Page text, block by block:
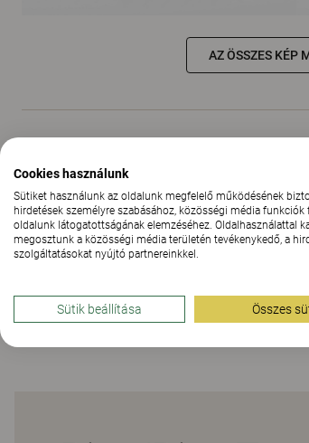
AZ ÖSSZES KÉP
Anyagok
Letöltések (8)
The Better Effect
Cookies használunk
Sütiket használunk az oldalunk megfelelő működésének
hirdetések személyre szabásához, közösségi média funkciók
oldalunk látogatottságának elemzéséhez. Oldalhasználattal
megosztunk a közösségi média területén tevékenykedő, a
szolgáltatásokat nyújtó partnereinkkel.
Sütik beállítása Összes